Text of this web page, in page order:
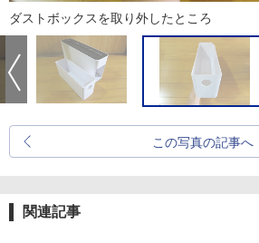
ダストボックスを取り外したところ
この写真の記事へ
関連記事